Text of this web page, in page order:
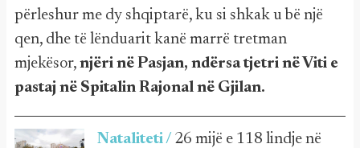
përleshur me dy shqiptarë, ku si shkak u bë një
qen, dhe të lënduarit kanë marrë tretman
mjekësor, njëri në Pasjan, ndërsa tjetri në Viti e
pastaj në Spitalin Rajonal në Gjilan.
Nataliteti / 26 mijë e 118 lindje në